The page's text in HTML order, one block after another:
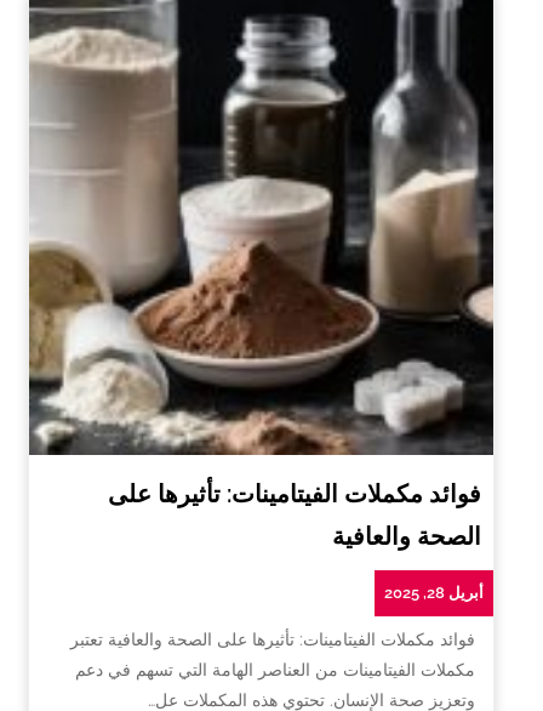
فوائد مكملات الفيتامينات: تأثيرها على
الصحة والعافية
أبريل 28, 2025
فوائد مكملات الفيتامينات: تأثيرها على الصحة والعافية تعتبر
مكملات الفيتامينات من العناصر الهامة التي تسهم في دعم
وتعزيز صحة الإنسان. تحتوي هذه المكملات عل…